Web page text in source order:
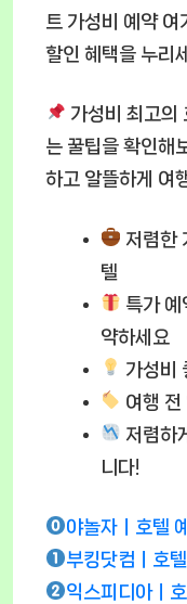
트 가성비 예약 여
할인 혜택을 누리
가성비 최고의
는 꿀팁을 확인해
하고 알뜰하게 여
저렴한
텔
특가 예
약하세요
가성비
여행 전
저렴하
니다!
야놀자ㅣ호텔
부킹닷컴ㅣ호
익스피디아ㅣ